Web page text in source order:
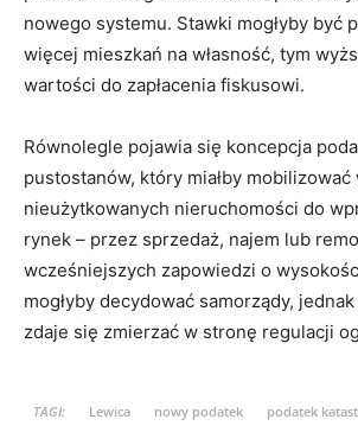
nowego systemu. Stawki mogłyby być
więcej mieszkań na własność, tym
wartości do zapłacenia fiskusowi.
Równolegle pojawia się koncepcja
pustostanów, który miałby mobilizować
nieużytkowanych nieruchomości do
rynek – przez sprzedaż, najem lub
wcześniejszych zapowiedzi o
mogłyby decydować samorządy,
zdaje się zmierzać w stronę regulacji
TAGI: Lewica nowy podatek
podatek